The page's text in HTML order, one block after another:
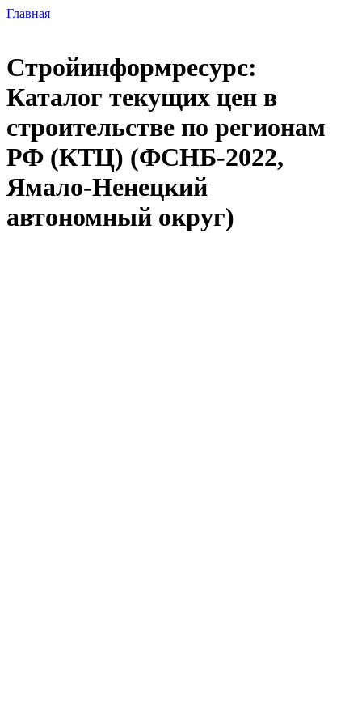
Главная
Стройинформресурс:
Каталог текущих цен в
строительстве по регионам
РФ (КТЦ) (ФСНБ-2022,
Ямало-Ненецкий
автономный округ)